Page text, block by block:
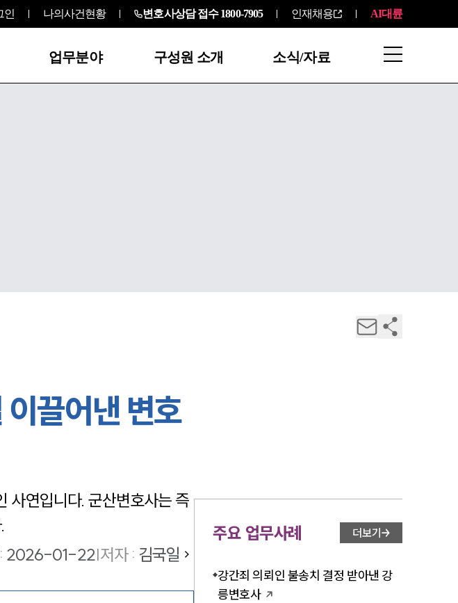
인 나의사건현황 변호사상담 접수 1800-7905 인재채용 AI대륜
업무분야 구성원 소개 소식/자료
끌어낸 변호
사연입니다. 군산변호사는 즉
: 2026-01-22|저자 : 김국일
주요 업무사례 더보기
강간죄 의뢰인 불송치 결정 받아낸 강
릉변호사